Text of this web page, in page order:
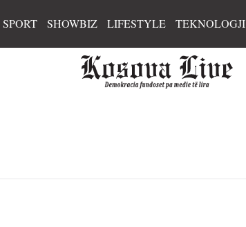
SPORT SHOWBIZ LIFESTYLE TEKNOLOGJI